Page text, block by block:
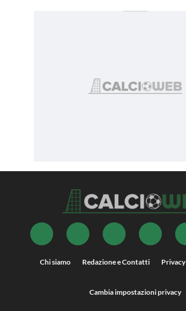
Chi siamo Redazione e Contatti Privacy
Cambia impostazioni privacy